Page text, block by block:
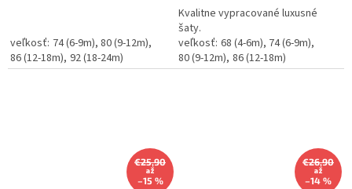
74 (6-9m) 80 (9-12m)
86 (12-18m) 92 (18-24m)
Kvalitne vypracované luxusné
šaty.
68 (4-6m) 74 (6-9m)
80 (9-12m) 86 (12-18m)
€25,90
až
–15 %
€26,90
až
–14 %